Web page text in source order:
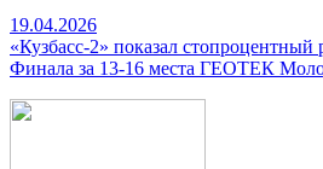
19.04.2026
«Кузбасс-2» показал стопроцентный
Финала за 13-16 места ГЕОТЕК